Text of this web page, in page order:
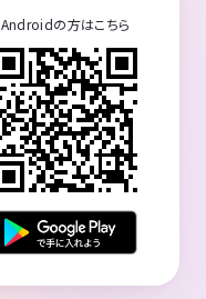
Androidの方はこちら